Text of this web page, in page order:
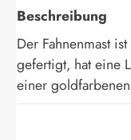
Beschreibung
Der Fahnenmast
gefertigt, hat eine
einer